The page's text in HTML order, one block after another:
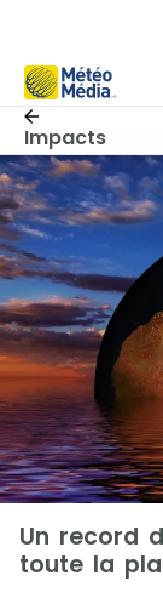
Impacts
Un record
toute la